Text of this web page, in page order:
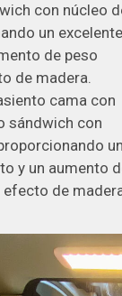
con núcleo
un excelente
de peso
de madera.
cama con
sándwich con
un
y un aumento
de